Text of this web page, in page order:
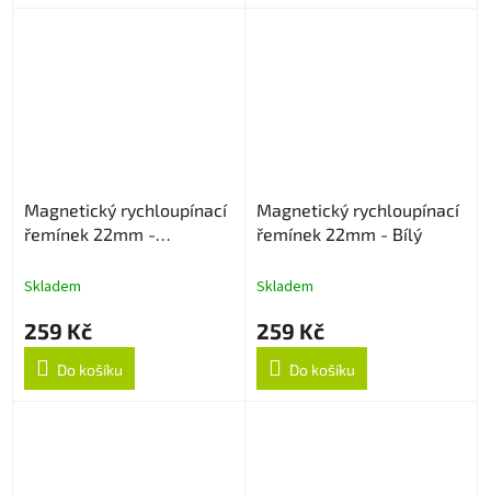
Magnetický rychloupínací
řemínek 22mm -
Skladem
259 Kč
Do košíku
Magnetický rychloupínací
řemínek 22mm - Bílý
Skladem
259 Kč
Do košíku